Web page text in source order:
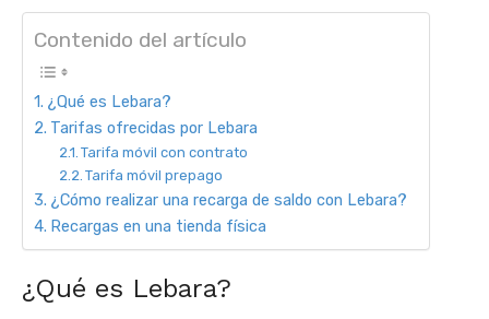
Contenido del artículo
¿Qué es Lebara?
Tarifas ofrecidas por Lebara
Tarifa móvil con contrato
Tarifa móvil prepago
¿Cómo realizar una recarga de saldo con Lebara?
Recargas en una tienda física
¿Qué es Lebara?